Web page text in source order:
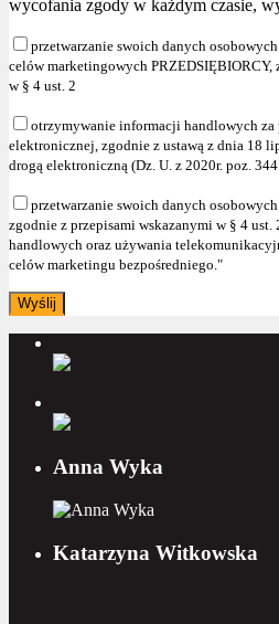
wycofania zgody w każdym czasie,
przetwarzanie swoich danych
celów marketingowych PRZEDSIĘBIORCY,
w § 4 ust. 2
otrzymywanie informacji handlowych
elektronicznej, zgodnie z ustawą z dnia 18
drogą elektroniczną (Dz. U. z 2020r. poz.
przetwarzanie swoich danych
zgodnie z przepisami wskazanymi w § 4 ust.
handlowych oraz używania
celów marketingu bezpośredniego."
Anna Wyka
Katarzyna Witkowska